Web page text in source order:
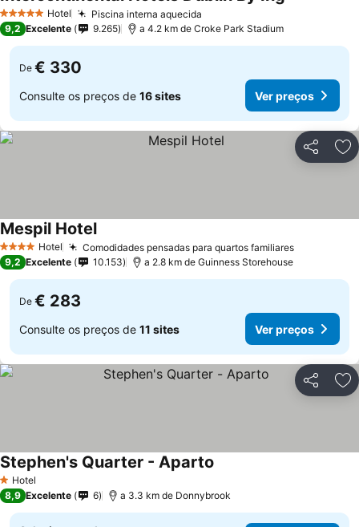
5 Estrelas Hotel Piscina interna aquecida
9,2 Excelente 9.265 a 4.2 km de Croke Park Stadium
De € 330
Consulte os preços de 16 sites Ver preços
Partilhar
4 EstrelasHotel Comodidades pensadas para quartos familiaresVer preços
Mespil HotelVer preços
9,2 Excelente 10.153 a 2.8 km de Guinness Storehouse
De € 283
Consulte os preços de 11 sites Ver preços
Partilhar
1 Estrelas
Hotel
Stephen's Quarter - Aparto
8,9 Excelente 6 a 3.3 km de Donnybrook